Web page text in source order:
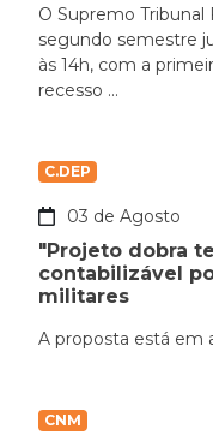
O Supremo
segundo semestre
às 14h, com a
recesso ...
C.DEP
03 de Agosto
"Projeto dobra
contabilizável
militares
A proposta está em
CNM